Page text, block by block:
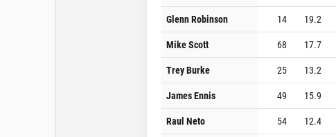
Glenn Robinson
14 19.2
Mike Scott
68 17.7
Trey Burke
25 13.2
James Ennis
49 15.9
Raul Neto
54 12.4